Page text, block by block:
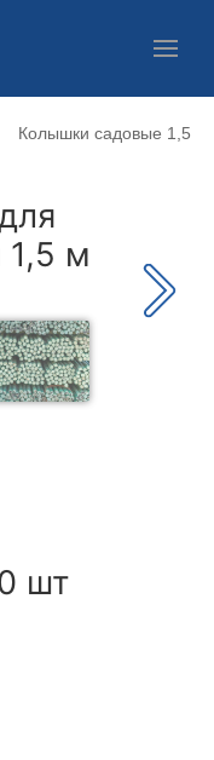
Колышки садовые 1,5
1,5 м
шт